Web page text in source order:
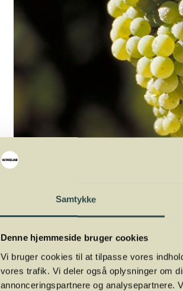
Samtykke
Denne hjemmeside bruger cookies
Vi bruger cookies til at tilpasse vores
vores trafik. Vi deler også oplysninger om
annonceringspartnere og analysepartnere.
Svær fødsel
Rieslingdruens historie går med